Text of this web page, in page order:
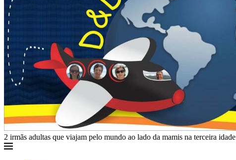
2 irmãs adultas que viajam pelo mundo ao lado da mamis na terceira idade